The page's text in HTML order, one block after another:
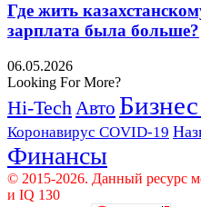
Где жить
зарплата была больше?
06.05.2026
Looking For More?
Hi-Tech Авто
Коронавирус COVID-19
Финансы
© 2015-2026. Данный ресурс
и IQ 130